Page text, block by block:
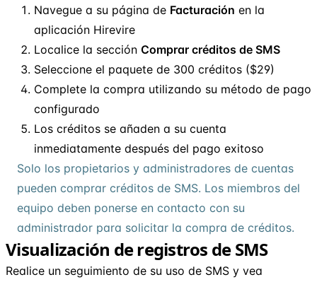
Navegue a su página de Facturación en la
aplicación Hirevire
Localice la sección Comprar créditos de SMS
Seleccione el paquete de 300 créditos ($29)
Complete la compra utilizando su método de pago
configurado
Los créditos se añaden a su cuenta
inmediatamente después del pago exitoso
Solo los propietarios y administradores de cuentas
pueden comprar créditos de SMS. Los miembros del
equipo deben ponerse en contacto con su
administrador para solicitar la compra de créditos.
Visualización de registros de SMS
Realice un seguimiento de su uso de SMS y vea